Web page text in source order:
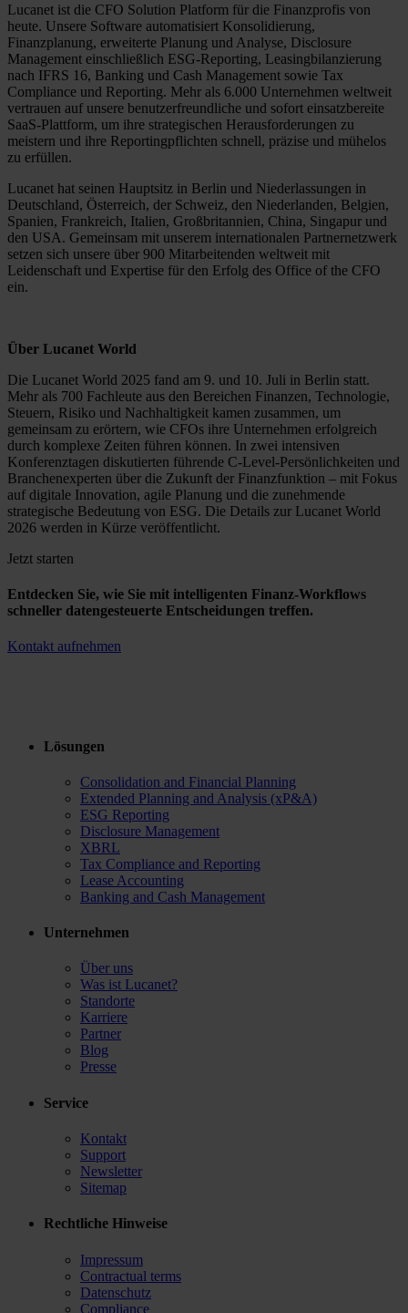
Lucanet ist die CFO Solution Platform für die Finanzprofis von
heute. Unsere Software automatisiert Konsolidierung,
Finanzplanung, erweiterte Planung und Analyse, Disclosure
Management einschließlich ESG-Reporting, Leasingbilanzierung
nach IFRS 16, Banking und Cash Management sowie Tax
Compliance und Reporting. Mehr als 6.000 Unternehmen weltweit
vertrauen auf unsere benutzerfreundliche und sofort einsatzbereite
SaaS-Plattform, um ihre strategischen Herausforderungen zu
meistern und ihre Reportingpflichten schnell, präzise und mühelos
zu erfüllen.
Lucanet hat seinen Hauptsitz in Berlin und Niederlassungen in
Deutschland, Österreich, der Schweiz, den Niederlanden, Belgien,
Spanien, Frankreich, Italien, Großbritannien, China, Singapur und
den USA. Gemeinsam mit unserem internationalen Partnernetzwerk
setzen sich unsere über 900 Mitarbeitenden weltweit mit
Leidenschaft und Expertise für den Erfolg des Office of the CFO
ein.
Über Lucanet World
Die Lucanet World 2025 fand am 9. und 10. Juli in Berlin statt.
Mehr als 700 Fachleute aus den Bereichen Finanzen, Technologie,
Steuern, Risiko und Nachhaltigkeit kamen zusammen, um
gemeinsam zu erörtern, wie CFOs ihre Unternehmen erfolgreich
durch komplexe Zeiten führen können. In zwei intensiven
Konferenztagen diskutierten führende C-Level-Persönlichkeiten und
Branchenexperten über die Zukunft der Finanzfunktion – mit Fokus
auf digitale Innovation, agile Planung und die zunehmende
strategische Bedeutung von ESG. Die Details zur Lucanet World
2026 werden in Kürze veröffentlicht.
Jetzt starten
Entdecken Sie, wie Sie mit intelligenten Finanz-Workflows
schneller datengesteuerte Entscheidungen treffen.
Kontakt aufnehmen
Lösungen
Consolidation and Financial Planning
Extended Planning and Analysis (xP&A)
ESG Reporting
Disclosure Management
XBRL
Tax Compliance and Reporting
Lease Accounting
Banking and Cash Management
Unternehmen
Über uns
Was ist Lucanet?
Standorte
Karriere
Partner
Blog
Presse
Service
Kontakt
Support
Newsletter
Sitemap
Rechtliche Hinweise
Impressum
Contractual terms
Datenschutz
Compliance